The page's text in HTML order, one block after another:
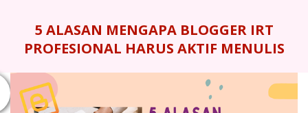
5 ALASAN MENGAPA BLOGGER IRT
PROFESIONAL HARUS AKTIF MENULIS